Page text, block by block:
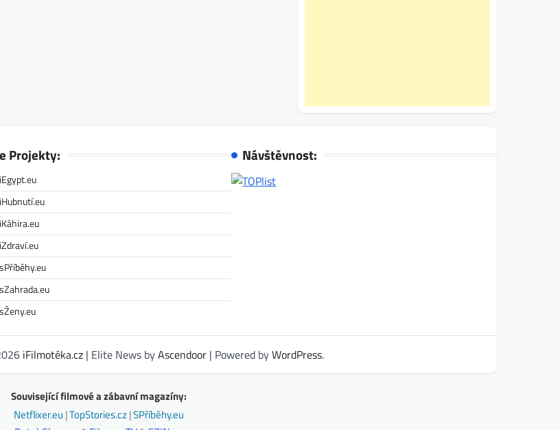
Projekty:
iEgypt.eu
iHubnutí.eu
iKáhira.eu
iZdraví.eu
sPříběhy.eu
sZahrada.eu
sŽeny.eu
Návštěvnost:
iFilmotéka.cz| Elite News byAscendoor| Powered byWordPress.
Související filmové a zábavní magazíny:
Netflixer.eu |TopStories.cz|SPříběhy.eu